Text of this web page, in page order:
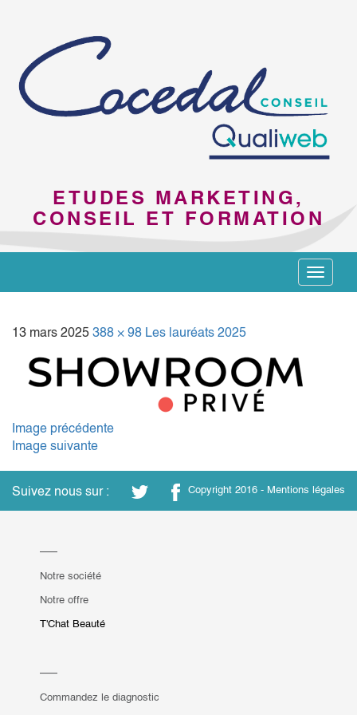
ETUDES MARKETING,
CONSEIL ET FORMATION
Toggle
13 mars 2025 388 × 98 Les lauréats 2025
Image précédente
Image suivante
Suivez nous sur : Copyright 2016 - Mentions légales
Notre société
Notre offre
T'Chat Beauté
Commandez le diagnostic